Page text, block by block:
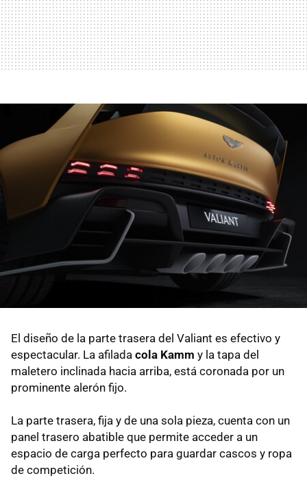
El diseño de la parte trasera del Valiant es efectivo y
espectacular. La afilada cola Kamm y la tapa del
maletero inclinada hacia arriba, está coronada por un
prominente alerón fijo.
La parte trasera, fija y de una sola pieza, cuenta con un
panel trasero abatible que permite acceder a un
espacio de carga perfecto para guardar cascos y ropa
de competición.